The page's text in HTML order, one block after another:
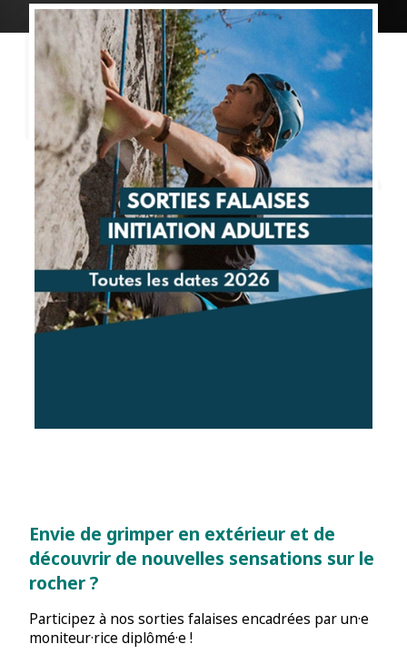
Envie de grimper en extérieur et de
découvrir de nouvelles sensations sur le
rocher ?
Participez à nos sorties falaises encadrées par un·e
moniteur·rice diplômé·e !